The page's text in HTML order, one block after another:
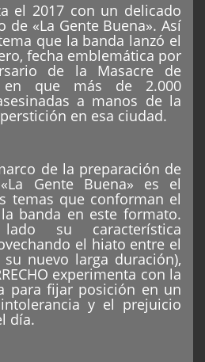
el 2017 con un delicado
de «La Gente Buena». Así
que la banda lanzó el
fecha emblemática por
de la Masacre de
en que más de 2.000
a manos de la
en esa ciudad.
de la preparación de
Gente Buena» es el
temas que conforman el
banda en este formato.
su característica
el hiato entre el
nuevo larga duración),
experimenta con la
para fijar posición en un
y el prejuicio
día.